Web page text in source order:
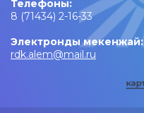
Телефоны:
8 (71434) 2-16-33
Электронды мекенжай:
rdk.alem@mail.ru